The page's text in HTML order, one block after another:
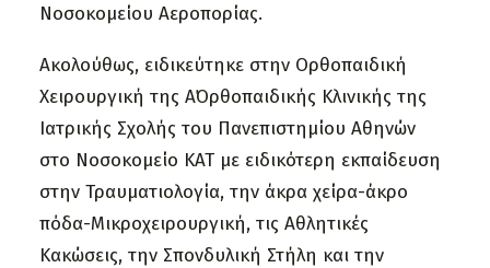
Νοσοκομείου Αεροπορίας.
Ακολούθως, ειδικεύτηκε στην Ορθοπαιδική
Χειρουργική της Α΄Ορθοπαιδικής Κλινικής της
Ιατρικής Σχολής του Πανεπιστημίου Αθηνών
στο Νοσοκομείο ΚΑΤ με ειδικότερη εκπαίδευση
στην Τραυματιολογία, την άκρα χείρα-άκρο
πόδα-Μικροχειρουργική, τις Αθλητικές
Κακώσεις, την Σπονδυλική Στήλη και την